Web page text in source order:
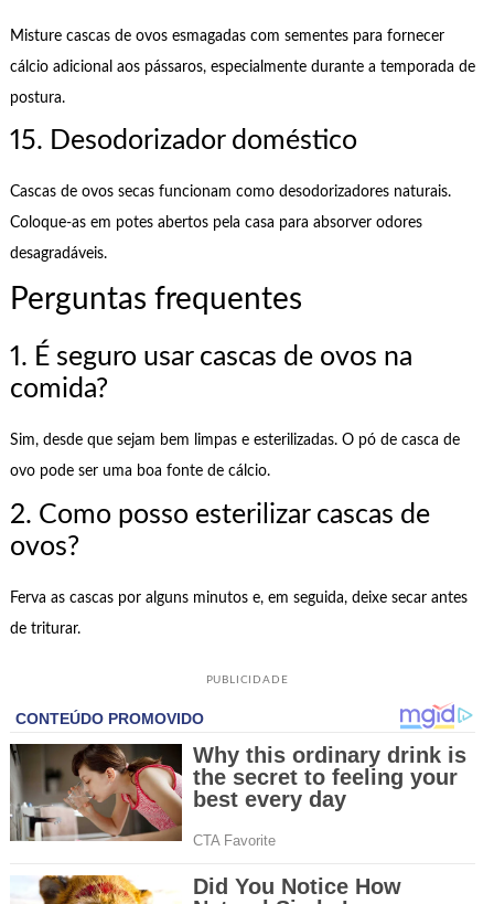
Misture cascas de ovos esmagadas com sementes para fornecer
cálcio adicional aos pássaros, especialmente durante a temporada de
postura.
15. Desodorizador doméstico
Cascas de ovos secas funcionam como desodorizadores naturais.
Coloque-as em potes abertos pela casa para absorver odores
desagradáveis.
Perguntas frequentes
1. É seguro usar cascas de ovos na
comida?
Sim, desde que sejam bem limpas e esterilizadas. O pó de casca de
ovo pode ser uma boa fonte de cálcio.
2. Como posso esterilizar cascas de
ovos?
Ferva as cascas por alguns minutos e, em seguida, deixe secar antes
de triturar.
PUBLICIDADE